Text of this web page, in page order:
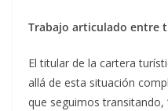
Trabajo articulado entre
El titular de la cartera
allá de esta situación
que seguimos